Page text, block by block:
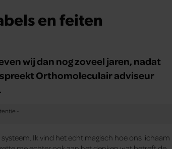
en feiten
wij dan nog zoveel jaren, nadat
Orthomoleculair adviseur
Ik vind het echt magisch hoe ons lichaam